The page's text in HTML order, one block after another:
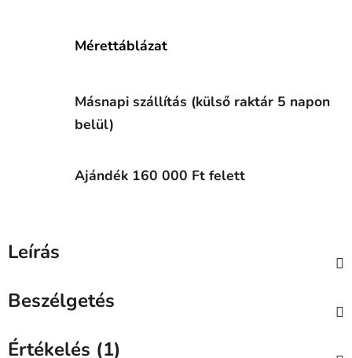
Mérettáblázat
Másnapi szállítás (külső raktár 5 napon
belül)
Ajándék 160 000 Ft felett
Leírás
Beszélgetés
Értékelés (1)